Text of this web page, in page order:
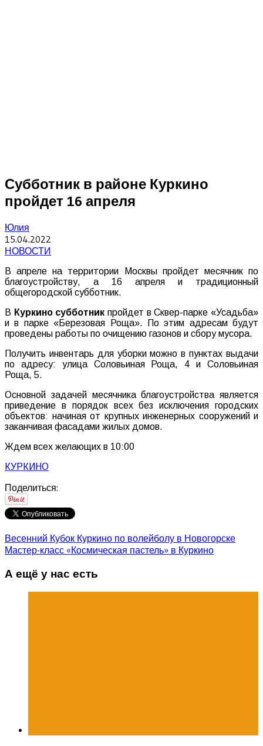
Субботник в районе Куркино
пройдет 16 апреля
Юлия
15.04.2022
НОВОСТИ
В апреле на территории Москвы пройдет месячник по
благоустройству, а 16 апреля и традиционный
общегородской субботник.
В Куркино субботник пройдет в Сквер-парке «Усадьба»
и в парке «Березовая Роща». По этим адресам будут
проведены работы по очищению газонов и сбору мусора.
Получить инвентарь для уборки можно в пунктах выдачи
по адресу: улица Соловьиная Роща, 4 и Соловьиная
Роща, 5.
Основной задачей месячника благоустройства является
приведение в порядок всех без исключения городских
объектов: начиная от крупных инженерных сооружений и
заканчивая фасадами жилых домов.
Ждем всех желающих в 10:00
КУРКИНО
Поделиться:
Весенний Кубок Куркино по волейболу в Новогорске
Мастер-класс «Космическая пастель» в Куркино
А ещё у нас есть